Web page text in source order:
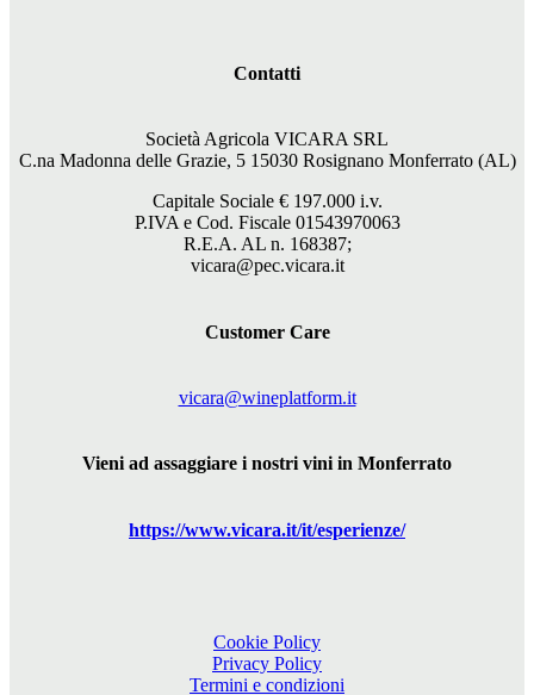
Contatti
Società Agricola VICARA SRL
C.na Madonna delle Grazie, 5 15030 Rosignano Monferrato (AL)
Capitale Sociale € 197.000i.v.
P.IVA e Cod. Fiscale 01543970063
R.E.A. AL n. 168387;
vicara@pec.vicara.it
Customer Care
vicara@wineplatform.it
Vieni ad assaggiare i nostri vini in Monferrato
https://www.vicara.it/it/esperienze/
Cookie Policy
Privacy Policy
Termini e condizioni